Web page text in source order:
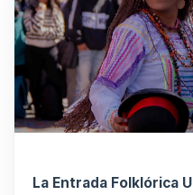
La Entrada Folklórica